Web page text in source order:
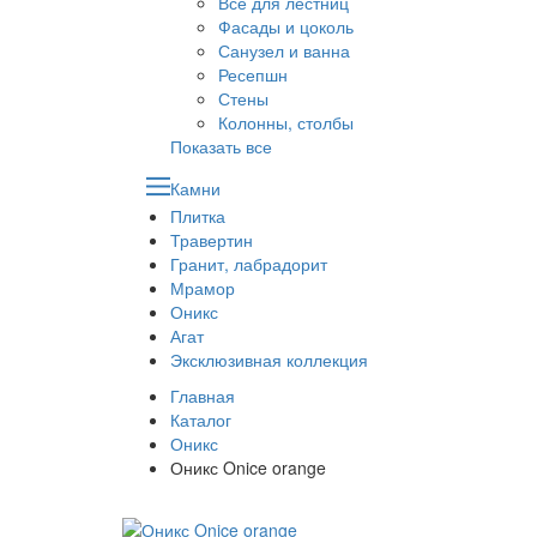
Фасады и цоколь
Санузел и ванна
Ресепшн
Стены
Колонны, столбы
Показать все
Камни
Плитка
Травертин
Гранит, лабрадорит
Мрамор
Оникс
Агат
Эксклюзивная коллекция
Главная
Каталог
Оникс
Оникс Onice orange